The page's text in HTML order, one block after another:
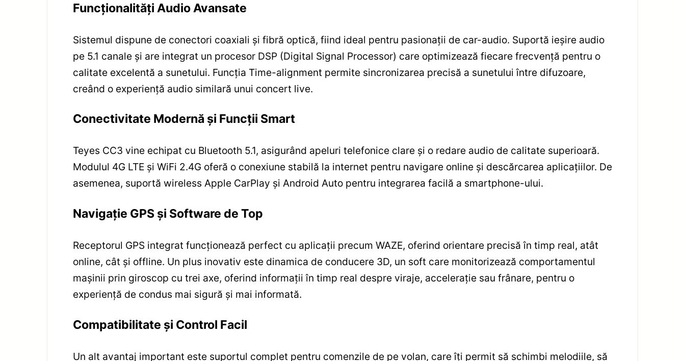
Funcționalități Audio Avansate
Sistemul dispune de conectori coaxiali și fibră optică, fiind ideal pentru pasionații de car-audio. Suportă ieșire audio
pe 5.1 canale și are integrat un procesor DSP (Digital Signal Processor) care optimizează fiecare frecvență pentru o
calitate excelentă a sunetului. Funcția Time-alignment permite sincronizarea precisă a sunetului între difuzoare,
creând o experiență audio similară unui concert live.
Conectivitate Modernă și Funcții Smart
Teyes CC3 vine echipat cu Bluetooth 5.1, asigurând apeluri telefonice clare și o redare audio de calitate superioară.
Modulul 4G LTE și WiFi 2.4G oferă o conexiune stabilă la internet pentru navigare online și descărcarea aplicațiilor. De
asemenea, suportă wireless Apple CarPlay și Android Auto pentru integrarea facilă a smartphone-ului.
Navigație GPS și Software de Top
Receptorul GPS integrat funcționează perfect cu aplicații precum WAZE, oferind orientare precisă în timp real, atât
online, cât și offline. Un plus inovativ este dinamica de conducere 3D, un soft care monitorizează comportamentul
mașinii prin giroscop cu trei axe, oferind informații în timp real despre viraje, accelerație sau frânare, pentru o
experiență de condus mai sigură și mai informată.
Compatibilitate și Control Facil
Un alt avantaj important este suportul complet pentru comenzile de pe volan, care îți permit să schimbi melodiile, să